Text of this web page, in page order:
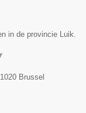
in de provincie Luik.
1020 Brussel